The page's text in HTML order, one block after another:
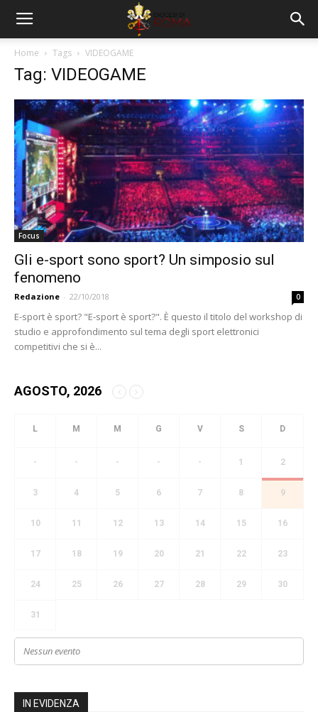
Home Tags VIDEOGAME
Tag: VIDEOGAME
Focus
Gli e-sport sono sport? Un simposio sul
fenomeno
Redazione - 22/10/2018 0
E-sport è sport? "E-sport è sport?". È questo il titolo del workshop di
studio e approfondimento sul tema degli sport elettronici
competitivi che si è...
AGOSTO, 2026
- - - - - 1 2
3 4 5 6 7 8 9
10 11 12 13 14 15 16
17 18 19 20 21 22 23
24 25 26 27 28 29 30
31
Nessun evento
IN EVIDENZA